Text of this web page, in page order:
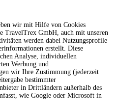
wir mit Hilfe von Cookies
TravelTrex GmbH, auch mit unseren
werden dabei Nutzungsprofile
erstellt. Diese
Analyse, individuellen
Werbung und
wir Ihre Zustimmung (jederzeit
bestimmter
in Drittländern außerhalb des
wie Google oder Microsoft in